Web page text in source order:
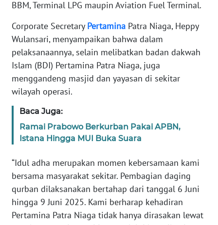
BBM, Terminal LPG maupin Aviation Fuel Terminal.
Corporate Secretary Pertamina Patra Niaga, Heppy
Wulansari, menyampaikan bahwa dalam
pelaksanaannya, selain melibatkan badan dakwah
Islam (BDI) Pertamina Patra Niaga, juga
menggandeng masjid dan yayasan di sekitar
wilayah operasi.
Baca Juga:
Ramai Prabowo Berkurban Pakai APBN,
Istana Hingga MUI Buka Suara
“Idul adha merupakan momen kebersamaan kami
bersama masyarakat sekitar. Pembagian daging
qurban dilaksanakan bertahap dari tanggal 6 Juni
hingga 9 Juni 2025. Kami berharap kehadiran
Pertamina Patra Niaga tidak hanya dirasakan lewat
News
Regional
WN
SUMUT
WN
JAKARTA
WN
JABAR
BANTEN
WN
NTT